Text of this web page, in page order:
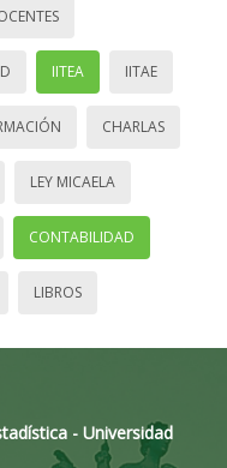
IITEA IITAE
CHARLAS
LEY MICAELA
CONTABILIDAD
LIBROS
- Universidad